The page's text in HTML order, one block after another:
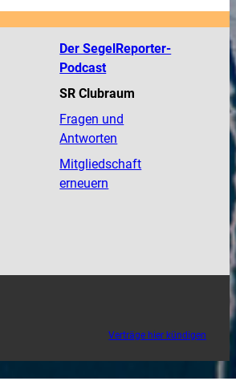
Der SegelReporter-
Podcast
SR Clubraum
Fragen und
Antworten
Mitgliedschaft
erneuern
Verträge hier kündigen